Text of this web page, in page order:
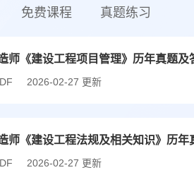
免费课程 真题练习
师《建设工程项目管理》历年真题及
2026-02-27 更新
师《建设工程法规及相关知识》历年
2026-02-27 更新